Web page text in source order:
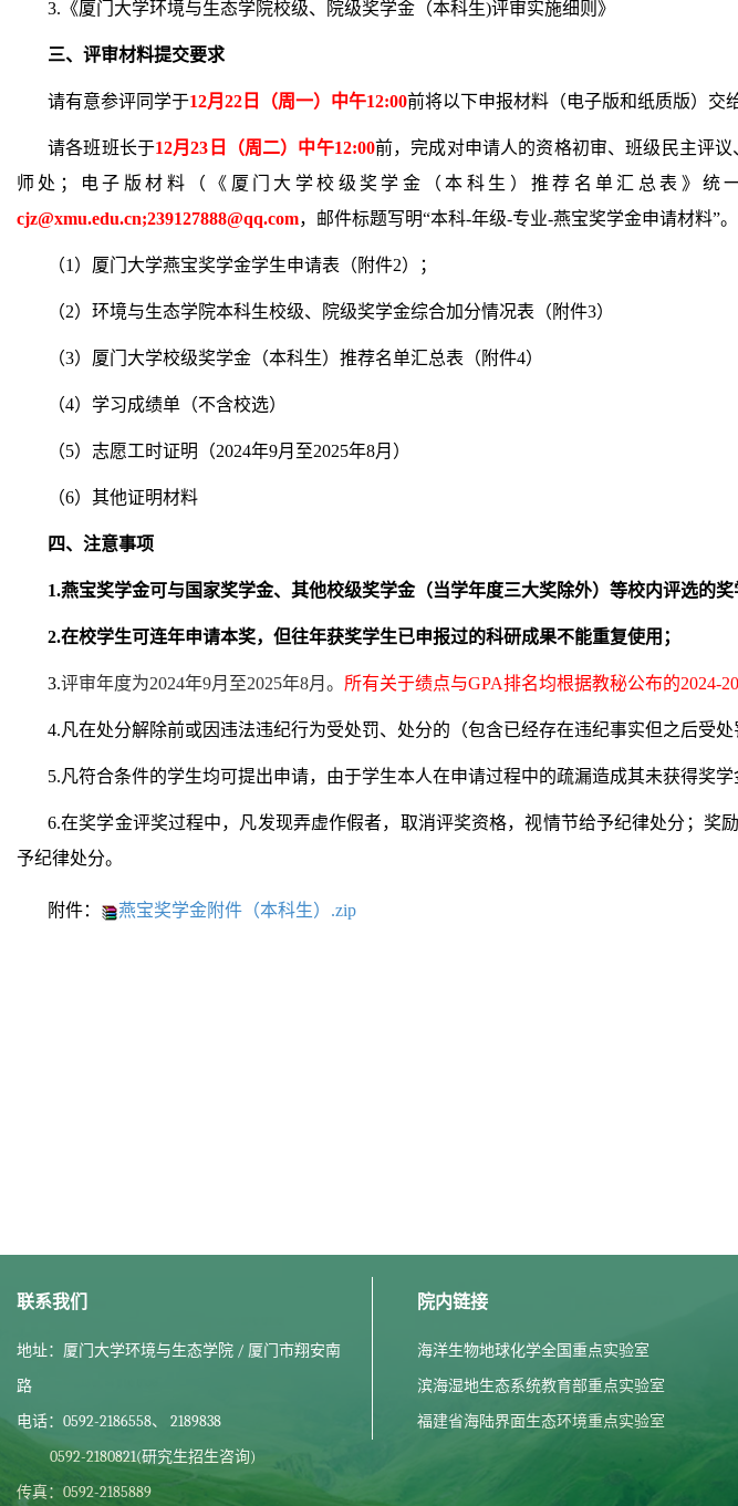
3.《厦门大学环境与生态学院校级、院级奖学金（本科生)评审实施细则》
三、评审材料提交要求
请有意参评同学于12月22日（周一）中午12:00前将以下申报材料（电子版和纸质版）交
请各班班长于12月23日（周二）中午12:00前，完成对申请人的资格初审、班级民主评
师处；电子版材料（《 厦门大学校级奖学金（本科生）推荐名单汇总表 》 统
cjz@xmu.edu.cn;239127888@qq.com，邮件标题写明“本科-年级-专业-燕宝奖学金申请材料”。
（1） 厦门大学燕宝奖学金学生申请表（附件2）；
（2） 环境与生态学院本科生校级、院级奖学金综合加分情况表 （ 附件3）
（3） 厦门大学校级奖学金（本科生）推荐名单汇总表 （ 附件4）
（4） 学习成绩单 （不含校选）
（5） 志愿工时证明（2024年9月 至2025年8月 ）
（6）其他证明材料
四、注意事项
1.燕宝奖学金可与国家奖学金、其他校级奖学金（当学年度三大奖除外）等校内评选的
2.在校学生可连年申请本奖，但往年获奖学生已申报过的科研成果不能重复使用；
3.评审年度为2024年9月至2025年8月。 所有关于绩点与GPA排名均根据教秘公布的2024-
4.凡在处分解除前或因违法违纪行为受处罚、处分的（包含已经存在违纪事实但之后受处
5.凡符合条件的学生均可提出申请，由于学生本人在申请过程中的疏漏造成其未获得奖学
6.在奖学金评奖过程中，凡发现弄虚作假者，取消评奖资格，视情节给予纪律处分；
予纪律处分。
附件： 燕宝奖学金附件（本科生）.zip
联系我们
地址：厦门大学环境与生态学院 / 厦门市翔安南
路
电话：0592-2186558、 2189838
0592-2180821(研究生招生咨询)
传真：0592-2185889
院内链接
海洋生物地球化学全国重点实验室
滨海湿地生态系统教育部重点实验室
福建省海陆界面生态环境重点实验室